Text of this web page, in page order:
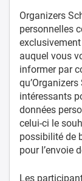
Organizers
personnelles
auquel vous
informer par
intéressants
données
celui-ci le
possibilité de
pour l’envoie
Les